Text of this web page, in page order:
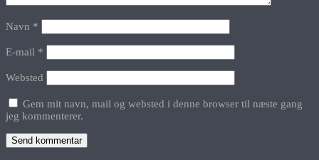
Navn *
E-mail *
Websted
Gem mit navn, mail og websted i denne browser til næste gang
jeg kommenterer.